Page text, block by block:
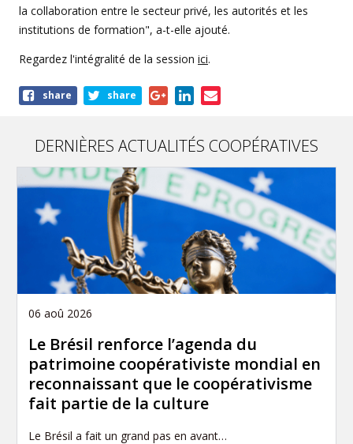
la collaboration entre le secteur privé, les autorités et les
institutions de formation", a-t-elle ajouté.
Regardez l'intégralité de la session ici.
Shareshare share
DERNIÈRES ACTUALITÉS COOPÉRATIVES
06 aoû 2026
Le Brésil renforce l’agenda du
patrimoine coopérativiste mondial en
reconnaissant que le coopérativisme
fait partie de la culture
Le Brésil a fait un grand pas en avant…